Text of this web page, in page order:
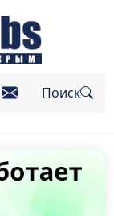
Поиск